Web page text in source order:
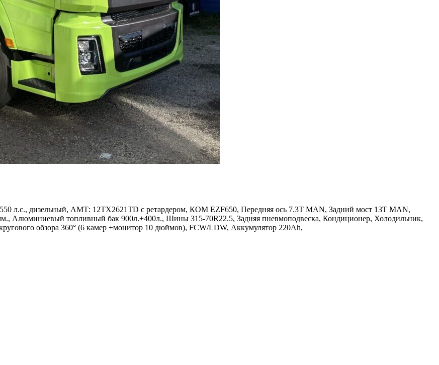
л.с., дизельный, АМТ: 12TX2621TD с ретардером, КОМ EZF650, Передняя ось 7.3Т MAN, Задний мост 13T MAN,
Алюминиевый топливный бак 900л.+400л., Шины 315-70R22.5, Задняя пневмоподвеска, Кондиционер, Холодильник,
обзора 360° (6 камер +монитор 10 дюймов), FCW/LDW, Аккумулятор 220Ah,